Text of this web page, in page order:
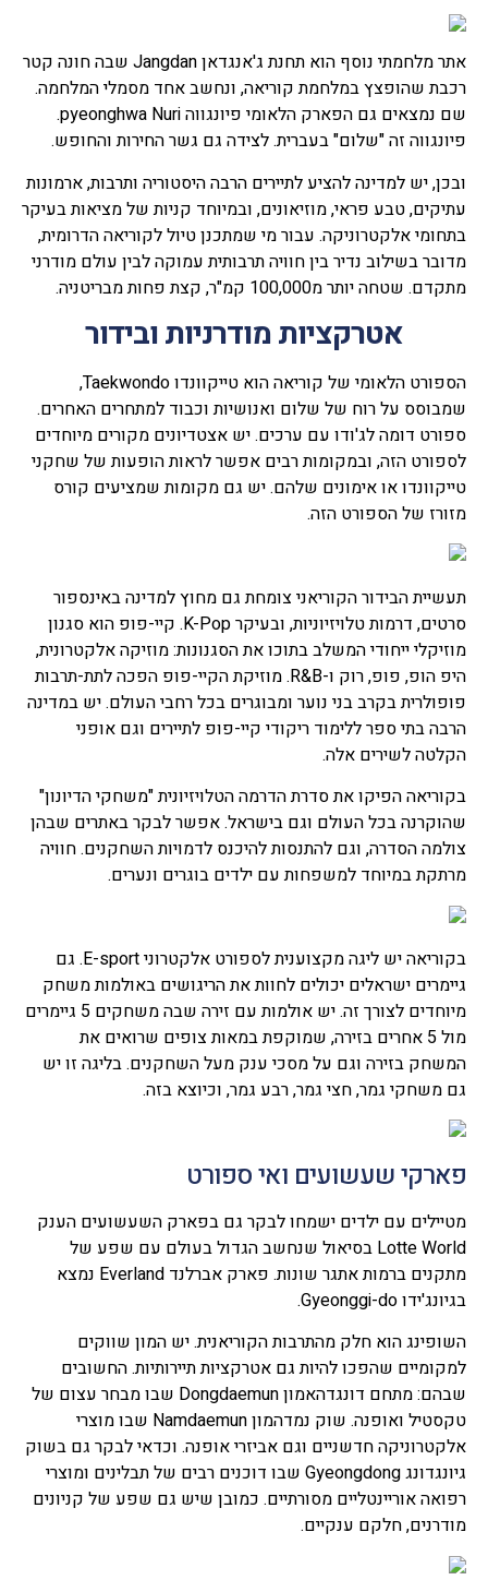
אתר מלחמתי נוסף הוא תחנת ג'אנגדאן Jangdan שבה חונה קטר
רכבת שהופצץ במלחמת קוריאה, ונחשב אחד מסמלי המלחמה.
שם נמצאים גם הפארק הלאומי פיונגווה pyeonghwa Nuri.
פיונגווה זה "שלום" בעברית. לצידה גם גשר החירות והחופש.
ובכן, יש למדינה להציע לתיירים הרבה היסטוריה ותרבות, ארמונות
עתיקים, טבע פראי, מוזיאונים, ובמיוחד קניות של מציאות בעיקר
בתחומי אלקטרוניקה. עבור מי שמתכנן טיול לקוריאה הדרומית,
מדובר בשילוב נדיר בין חוויה תרבותית עמוקה לבין עולם מודרני
מתקדם. שטחה יותר מ100,000 קמ"ר, קצת פחות מבריטניה.
אטרקציות מודרניות ובידור
הספורט הלאומי של קוריאה הוא טייקוונדו Taekwondo,
שמבוסס על רוח של שלום ואנושיות וכבוד למתחרים האחרים.
ספורט דומה לג'ודו עם ערכים. יש אצטדיונים מקורים מיוחדים
לספורט הזה, ובמקומות רבים אפשר לראות הופעות של שחקני
טייקוונדו או אימונים שלהם. יש גם מקומות שמציעים קורס
מזורז של הספורט הזה.
תעשיית הבידור הקוריאני צומחת גם מחוץ למדינה באינספור
סרטים, דרמות טלויזיוניות, ובעיקר K-Pop. קיי-פופ הוא סגנון
מוזיקלי ייחודי המשלב בתוכו את הסגנונות: מוזיקה אלקטרונית,
היפ הופ, פופ, רוק ו-R&B. מוזיקת הקיי-פופ הפכה לתת-תרבות
פופולרית בקרב בני נוער ומבוגרים בכל רחבי העולם. יש במדינה
הרבה בתי ספר ללימוד ריקודי קיי-פופ לתיירים וגם אופני
הקלטה לשירים אלה.
בקוריאה הפיקו את סדרת הדרמה הטלויזיונית "משחקי הדיונון"
שהוקרנה בכל העולם וגם בישראל. אפשר לבקר באתרים שבהן
צולמה הסדרה, וגם להתנסות להיכנס לדמויות השחקנים. חוויה
מרתקת במיוחד למשפחות עם ילדים בוגרים ונערים.
בקוריאה יש ליגה מקצוענית לספורט אלקטרוני E-sport. גם
גיימרים ישראלים יכולים לחוות את הריגושים באולמות משחק
מיוחדים לצורך זה. יש אולמות עם זירה שבה משחקים 5 גיימרים
מול 5 אחרים בזירה, שמוקפת במאות צופים שרואים את
המשחק בזירה וגם על מסכי ענק מעל השחקנים. בליגה זו יש
גם משחקי גמר, חצי גמר, רבע גמר, וכיוצא בזה.
פארקי שעשועים ואי ספורט
מטיילים עם ילדים ישמחו לבקר גם בפארק השעשועים הענק
Lotte World בסיאול שנחשב הגדול בעולם עם שפע של
מתקנים ברמות אתגר שונות. פארק אברלנד Everland נמצא
בגיונג'ידו Gyeonggi-do.
השופינג הוא חלק מהתרבות הקוריאנית. יש המון שווקים
למקומיים שהפכו להיות גם אטרקציות תיירותיות. החשובים
שבהם: מתחם דונגדהאמון Dongdaemun שבו מבחר עצום של
טקסטיל ואופנה. שוק נמדהמון Namdaemun שבו מוצרי
אלקטרוניקה חדשניים וגם אביזרי אופנה. וכדאי לבקר גם בשוק
גיונגדונג Gyeongdong שבו דוכנים רבים של תבלינים ומוצרי
רפואה אוריינטליים מסורתיים. כמובן שיש גם שפע של קניונים
מודרנים, חלקם ענקיים.